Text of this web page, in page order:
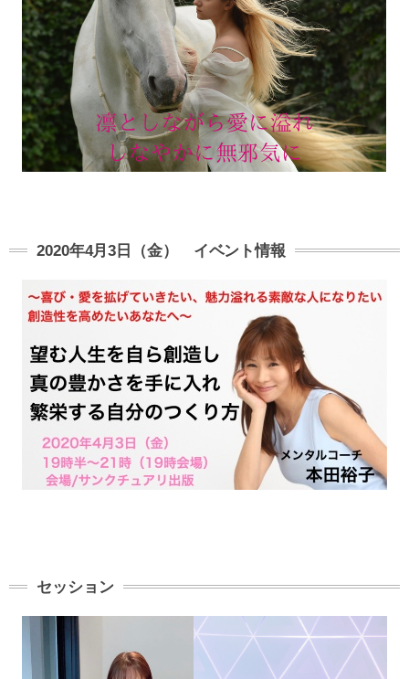
2020年4月3日（金） イベント情報
セッション